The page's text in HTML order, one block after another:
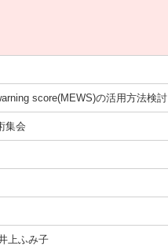
score(MEWS)の活用方法検討
集会
上ふみ子